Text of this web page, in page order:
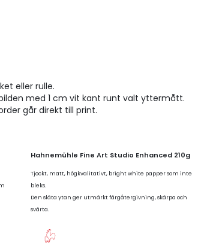
eller rulle.
med 1 cm vit kant runt valt yttermått.
går direkt till print.
Hahnemühle Fine Art Studio Enhanced 210g
Tjockt, matt, högkvalitativt, bright white papper som inte
bleks.
Den släta ytan ger utmärkt färgåtergivning, skärpa och
svärta.